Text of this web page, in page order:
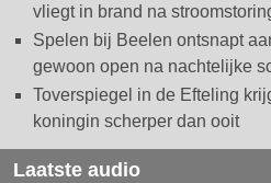
vliegt in brand na
Spelen bij Beelen ontsnapt
gewoon open na nachtelijke
Toverspiegel in de Efteling
koningin scherper dan ooit
Laatste audio